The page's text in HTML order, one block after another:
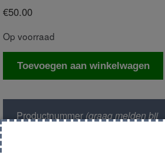
€50.00
Op voorraad
Hoofdremcilinder
Toevoegen aan winkelwagen
Productnummer(graag melden bij